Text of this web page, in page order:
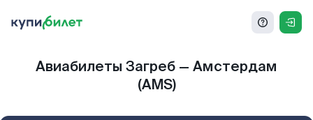
Авиабилеты Загреб — Амстердам
(AMS)